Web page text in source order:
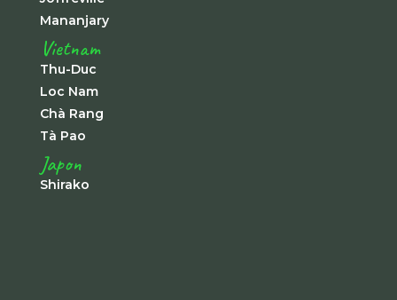
Mananjary
Vietnam
Thu-Duc
Loc Nam
Chà Rang
Tà Pao
Japon
Shirako